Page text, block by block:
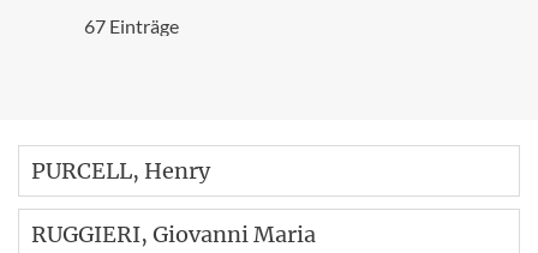
67 Einträge
PURCELL, Henry
RUGGIERI, Giovanni Maria